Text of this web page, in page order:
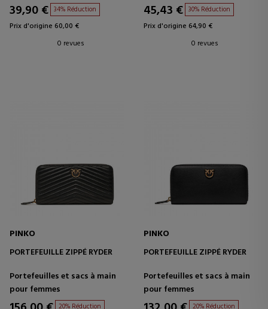
39,90 € 34% Réduction
Prix d'origine 60,00 €
0 revues
45,43 € 30% Réduction
Prix d'origine 64,90 €
0 revues
PINKO
PORTEFEUILLE ZIPPÉ RYDER
Portefeuilles et sacs à main
pour femmes
20% Réduction
PINKO
PORTEFEUILLE ZIPPÉ RYDER
Portefeuilles et sacs à main
pour femmes
20% Réduction